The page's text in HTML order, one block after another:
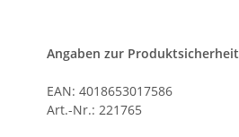
Angaben zur Produktsicherheit
EAN: 4018653017586
Art.-Nr.: 221765